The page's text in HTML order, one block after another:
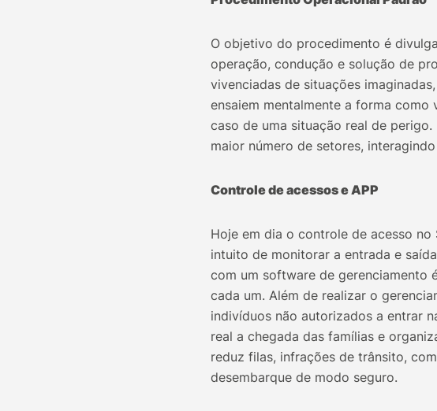
O objetivo do procedimento é
operação, condução e solução de
vivenciadas de situações
ensaiem mentalmente a forma
caso de uma situação real de
maior número de setores,
Controle de acessos e APP
Hoje em dia o controle de acesso
intuito de monitorar a entrada e
com um software de gerenciamento
cada um. Além de realizar o
indivíduos não autorizados a entrar
real a chegada das famílias e
reduz filas, infrações de trânsito,
desembarque de modo seguro.